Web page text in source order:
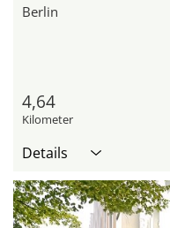
Berlin
4,64
Kilometer
Details